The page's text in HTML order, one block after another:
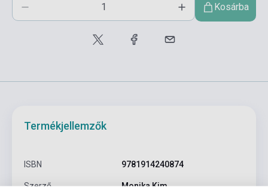
Kosárba
Termékjellemzők
ISBN 9781914240874
Szerző Monika Kim